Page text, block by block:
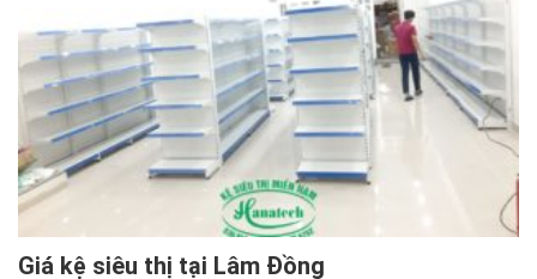
Giá kệ siêu thị tại Lâm Đồng